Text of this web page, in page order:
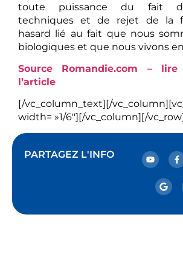
toute puissance du fait
techniques et de rejet de la
hasard lié au fait que nous
biologiques et que nous vivons
Source Romandie.com –
l’article
[/vc_column_text][/
width= »1/6″][/vc_column][/vc_row]
PARTAGEZ L'INFO